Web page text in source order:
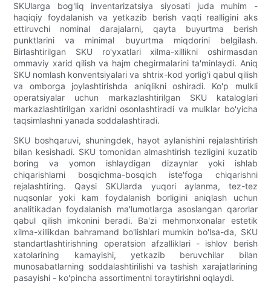
SKUlarga bog'liq inventarizatsiya siyosati juda muhim -
haqiqiy foydalanish va yetkazib berish vaqti realligini aks
ettiruvchi nominal darajalarni, qayta buyurtma berish
punktlarini va minimal buyurtma miqdorini belgilash.
Birlashtirilgan SKU ro'yxatlari xilma-xillikni oshirmasdan
ommaviy xarid qilish va hajm chegirmalarini ta'minlaydi. Aniq
SKU nomlash konventsiyalari va shtrix-kod yorlig'i qabul qilish
va omborga joylashtirishda aniqlikni oshiradi. Ko'p mulkli
operatsiyalar uchun markazlashtirilgan SKU kataloglari
markazlashtirilgan xaridni osonlashtiradi va mulklar bo'yicha
taqsimlashni yanada soddalashtiradi.
SKU boshqaruvi, shuningdek, hayot aylanishini rejalashtirish
bilan kesishadi. SKU tomonidan almashtirish tezligini kuzatib
boring va yomon ishlaydigan dizaynlar yoki ishlab
chiqarishlarni bosqichma-bosqich iste'foga chiqarishni
rejalashtiring. Qaysi SKUlarda yuqori aylanma, tez-tez
nuqsonlar yoki kam foydalanish borligini aniqlash uchun
analitikadan foydalanish ma'lumotlarga asoslangan qarorlar
qabul qilish imkonini beradi. Ba'zi mehmonxonalar estetik
xilma-xillikdan bahramand bo'lishlari mumkin bo'lsa-da, SKU
standartlashtirishning operatsion afzalliklari - ishlov berish
xatolarining kamayishi, yetkazib beruvchilar bilan
munosabatlarning soddalashtirilishi va tashish xarajatlarining
pasayishi - ko'pincha assortimentni toraytirishni oqlaydi.